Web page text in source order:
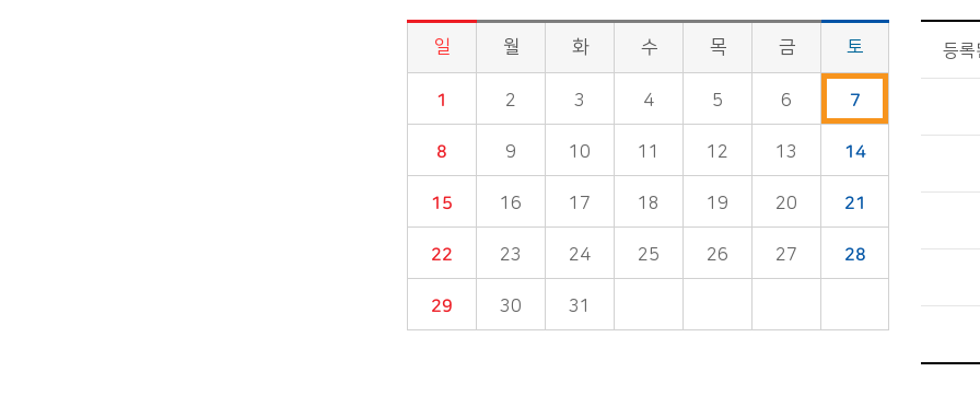
시정소식>시정 캘린더 게시판의 (2020년 03월) 달력형태로 일정명, 일정내용을 제공합니다.
일 월 화 수 목 금 토
1 2 3 4 5 6 7
8 9 10 11 12 13 14
15 16 17 18 19 20 21
22 23 24 25 26 27 28
29 30 31
등록